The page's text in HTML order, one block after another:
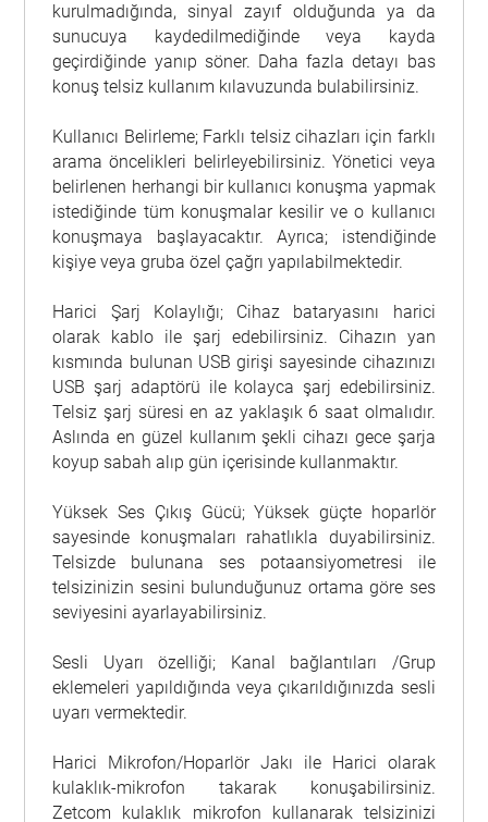
kurulmadığında, sinyal zayıf olduğunda ya da
sunucuya kaydedilmediğinde veya kayda
geçirdiğinde yanıp söner. Daha fazla detayı bas
konuş telsiz kullanım kılavuzunda bulabilirsiniz.
Kullanıcı Belirleme; Farklı telsiz cihazları için farklı
arama öncelikleri belirleyebilirsiniz. Yönetici veya
belirlenen herhangi bir kullanıcı konuşma yapmak
istediğinde tüm konuşmalar kesilir ve o kullanıcı
konuşmaya başlayacaktır. Ayrıca; istendiğinde
kişiye veya gruba özel çağrı yapılabilmektedir.
Harici Şarj Kolaylığı; Cihaz bataryasını harici
olarak kablo ile şarj edebilirsiniz. Cihazın yan
kısmında bulunan USB girişi sayesinde cihazınızı
USB şarj adaptörü ile kolayca şarj edebilirsiniz.
Telsiz şarj süresi en az yaklaşık 6 saat olmalıdır.
Aslında en güzel kullanım şekli cihazı gece şarja
koyup sabah alıp gün içerisinde kullanmaktır.
Yüksek Ses Çıkış Gücü; Yüksek güçte hoparlör
sayesinde konuşmaları rahatlıkla duyabilirsiniz.
Telsizde bulunana ses potaansiyometresi ile
telsizinizin sesini bulunduğunuz ortama göre ses
seviyesini ayarlayabilirsiniz.
Sesli Uyarı özelliği; Kanal bağlantıları /Grup
eklemeleri yapıldığında veya çıkarıldığınızda sesli
uyarı vermektedir.
Harici Mikrofon/Hoparlör Jakı ile Harici olarak
kulaklık-mikrofon takarak konuşabilirsiniz.
Zetcom kulaklık mikrofon kullanarak telsizinizi